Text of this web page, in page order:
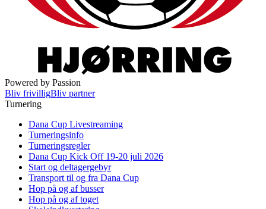
Powered by Passion
Bliv frivilligBliv partner
Turnering
Dana Cup Livestreaming
Turneringsinfo
Turneringsregler
Dana Cup Kick Off 19-20 juli 2026
Start og deltagergebyr
Transport til og fra Dana Cup
Hop på og af busser
Hop på og af toget